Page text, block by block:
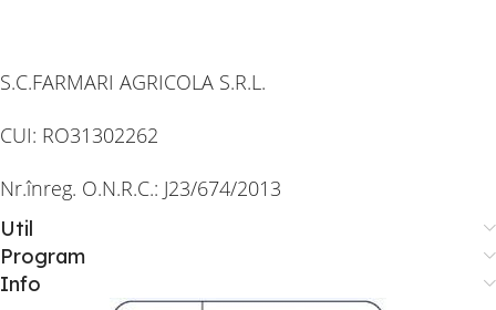
S.C.FARMARI AGRICOLA S.R.L.
CUI: RO31302262
Nr.înreg. O.N.R.C.: J23/674/2013
Util
Program
Info